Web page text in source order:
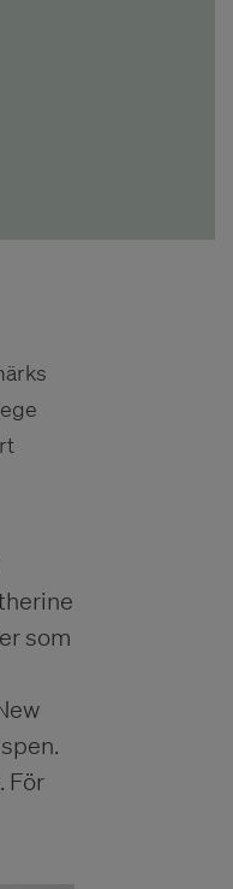
som
För